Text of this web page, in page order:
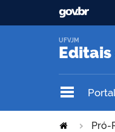
Editais
UFVJM
Pró-